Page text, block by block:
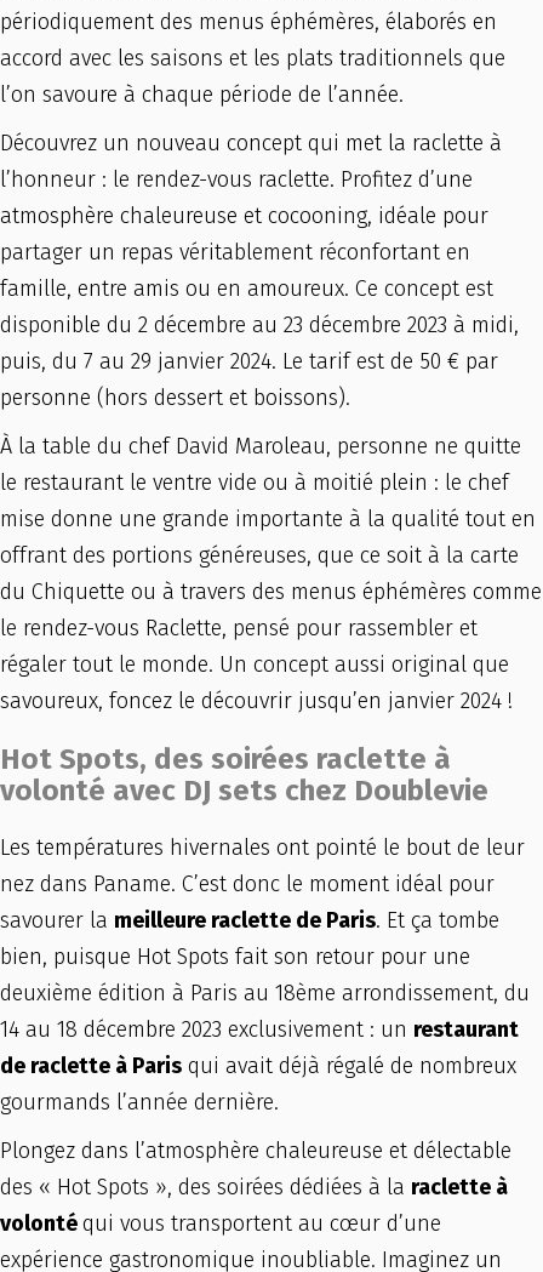
périodiquement des menus éphémères, élaborés en
accord avec les saisons et les plats traditionnels que
l’on savoure à chaque période de l’année.
Découvrez un nouveau concept qui met la raclette à
l’honneur : le rendez-vous raclette. Profitez d’une
atmosphère chaleureuse et cocooning, idéale pour
partager un repas véritablement réconfortant en
famille, entre amis ou en amoureux. Ce concept est
disponible du 2 décembre au 23 décembre 2023 à midi,
puis, du 7 au 29 janvier 2024. Le tarif est de 50 € par
personne (hors dessert et boissons).
À la table du chef David Maroleau, personne ne quitte
le restaurant le ventre vide ou à moitié plein : le chef
mise donne une grande importante à la qualité tout en
offrant des portions généreuses, que ce soit à la carte
du Chiquette ou à travers des menus éphémères comme
le rendez-vous Raclette, pensé pour rassembler et
régaler tout le monde. Un concept aussi original que
savoureux, foncez le découvrir jusqu’en janvier 2024 !
Hot Spots, des soirées raclette à
volonté avec DJ sets chez Doublevie
Les températures hivernales ont pointé le bout de leur
nez dans Paname. C’est donc le moment idéal pour
savourer la meilleure raclette de Paris. Et ça tombe
bien, puisque Hot Spots fait son retour pour une
deuxième édition à Paris au 18ème arrondissement, du
14 au 18 décembre 2023 exclusivement : un restaurant
de raclette à Paris qui avait déjà régalé de nombreux
gourmands l’année dernière.
Plongez dans l’atmosphère chaleureuse et délectable
des « Hot Spots », des soirées dédiées à la raclette à
volontéqui vous transportent au cœur d’une
expérience gastronomique inoubliable. Imaginez un